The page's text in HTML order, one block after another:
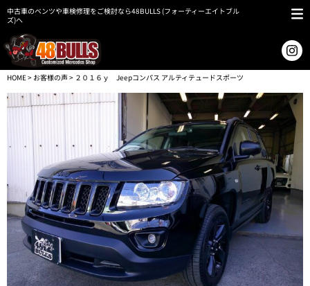
中古車のベンツや車検修理をご検討なら48BULLS (フォーティーエイトブル
ズ)へ
HOME> お客様の声> ２０１６ｙ Jeepコンパス アルティテュードスポーツ